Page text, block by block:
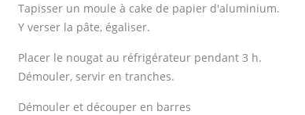
Tapisser un moule à cake de papier d'aluminium.
Y verser la pâte, égaliser.
Placer le nougat au réfrigérateur pendant 3 h.
Démouler, servir en tranches.
Démouler et découper en barres